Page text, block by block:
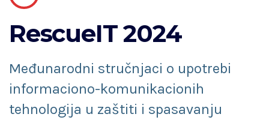
RescueIT 2024
Međunarodni stručnjaci o upotrebi
informaciono-komunikacionih
tehnologija u zaštiti i spasavanju